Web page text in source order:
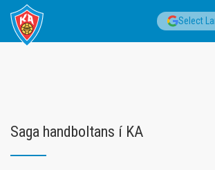
Fara
Select
Saga handboltans í KA